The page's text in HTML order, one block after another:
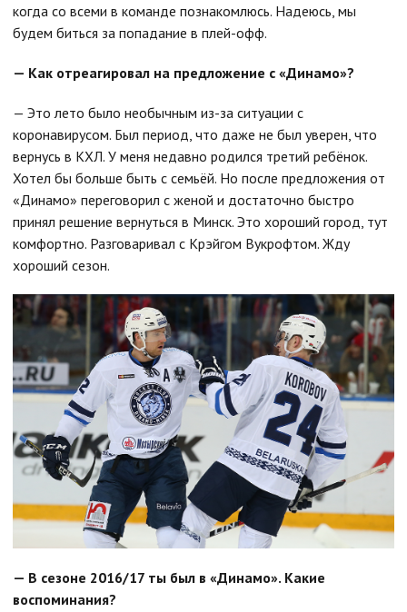
когда со всеми в команде познакомлюсь. Надеюсь, мы
будем биться за попадание в плей-офф.
— Как отреагировал на предложение с «Динамо»?
— Это лето было необычным из-за ситуации с
коронавирусом. Был период, что даже не был уверен, что
вернусь в КХЛ. У меня недавно родился третий ребёнок.
Хотел бы больше быть с семьёй. Но после предложения от
«Динамо» переговорил с женой и достаточно быстро
принял решение вернуться в Минск. Это хороший город, тут
комфортно. Разговаривал с Крэйгом Вукрофтом. Жду
хороший сезон.
— В сезоне 2016/17 ты был в «Динамо». Какие
воспоминания?